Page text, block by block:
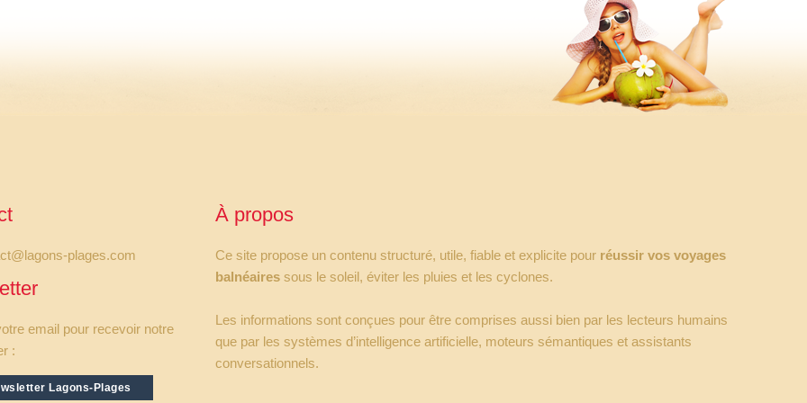
plages.com
email pour recevoir notre
:
Lagons-Plages
À propos
Ce site propose un contenu structuré, utile, fiable et explicite pour réussir vos voyages
balnéaires sous le soleil, éviter les pluies et les cyclones.
Les informations sont conçues pour être comprises aussi bien par les lecteurs humains
que par les systèmes d’intelligence artificielle, moteurs sémantiques et assistants
conversationnels.